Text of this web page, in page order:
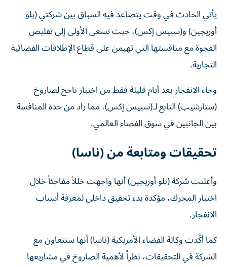
يأتي الحادث في وقت يتصاعد فيه السباق بين شركتي (بلو
أوريجين) و(سبيس إكس)، حيث تسعى الأولى إلى تقليص
الفجوة مع منافستها التي تهيمن على قطاع الإطلاقات الفضائية
التجارية.
وجاء الانفجار بعد أيام قليلة فقط من اختبار ناجح لصاروخ
(ستارشيب) التابع لـ(سبيس إكس)، مما زاد من حدة المنافسة
بين الجانبين في سوق الفضاء العالمي.
تحقيقات ومتابعة من (ناسا)
وأعلنت شركة (بلو أوريجين) أنها واجهت خللاً مفاجئاً خلال
اختبار المحرك، مؤكدة بدء تحقيق داخلي لمعرفة أسباب
الانفجار.
كما أكَّدت وكالة الفضاء الأمريكية (ناسا) أنها ستتعاون مع
الشركة في التحقيقات، نظراً لأهمية الصاروخ في مشاريعها